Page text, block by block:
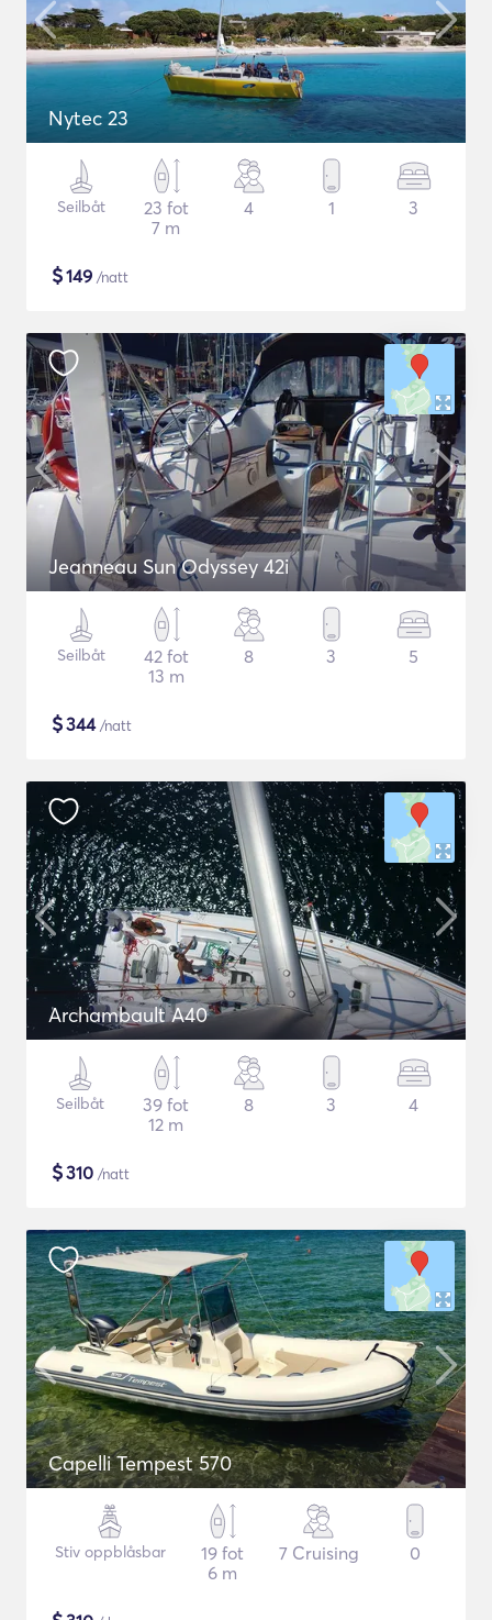
Nytec 23
Seilbåt
23 fot
7 m
4 1 3
$149 /natt
Jeanneau Sun Odyssey 42i
Seilbåt
42 fot
13 m
8 3 5
$344/natt
Archambault A40
Seilbåt
39 fot
12 m
8 3 4
$310 /natt
Capelli Tempest 570
Stiv oppblåsbar
19 fot
6 m
7 Cruising 0